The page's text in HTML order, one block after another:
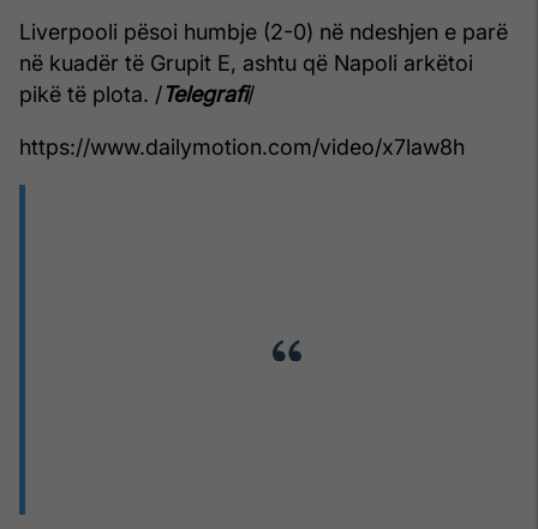
Liverpooli pësoi humbje (2-0) në ndeshjen e parë
në kuadër të Grupit E, ashtu që Napoli arkëtoi
pikë të plota. /Telegrafi/
https://www.dailymotion.com/video/x7law8h